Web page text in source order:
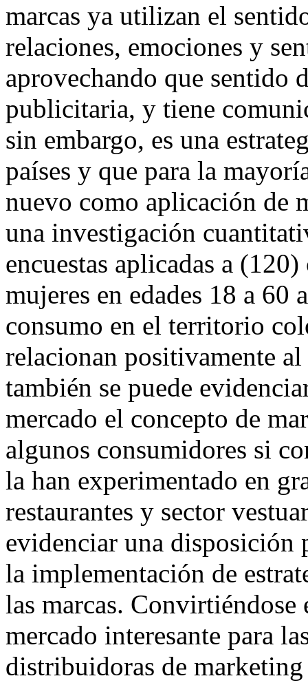
marcas ya utilizan el
relaciones, emociones y
aprovechando que sentido
publicitaria, y tiene
sin embargo, es una
países y que para la
nuevo como aplicación de
una investigación
encuestas aplicadas a
mujeres en edades 18 a 60
consumo en el territorio
relacionan positivamente
también se puede
mercado el concepto de
algunos consumidores si
la han experimentado en
restaurantes y sector
evidenciar una disposición
la implementación de
las marcas.
mercado interesante para
distribuidoras de